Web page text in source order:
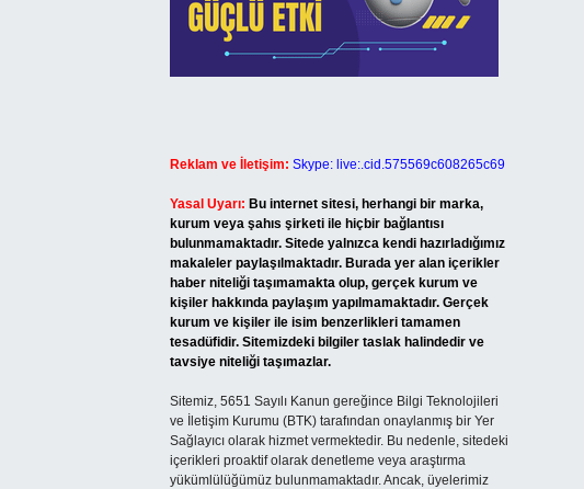
Reklam ve İletişim: Skype: live:.cid.575569c608265c69
Yasal Uyarı: Bu internet sitesi, herhangi bir marka,
kurum veya şahıs şirketi ile hiçbir bağlantısı
bulunmamaktadır. Sitede yalnızca kendi hazırladığımız
makaleler paylaşılmaktadır. Burada yer alan içerikler
haber niteliği taşımamakta olup, gerçek kurum ve
kişiler hakkında paylaşım yapılmamaktadır. Gerçek
kurum ve kişiler ile isim benzerlikleri tamamen
tesadüfidir. Sitemizdeki bilgiler taslak halindedir ve
tavsiye niteliği taşımazlar.
Sitemiz, 5651 Sayılı Kanun gereğince Bilgi Teknolojileri
ve İletişim Kurumu (BTK) tarafından onaylanmış bir Yer
Sağlayıcı olarak hizmet vermektedir. Bu nedenle, sitedeki
içerikleri proaktif olarak denetleme veya araştırma
yükümlülüğümüz bulunmamaktadır. Ancak, üyelerimiz